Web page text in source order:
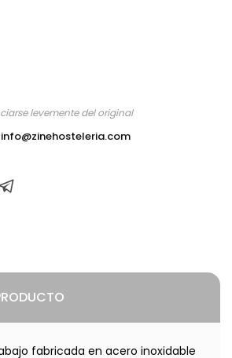
levemente del original
info@zinehosteleria.com
fabricada en acero inoxidable